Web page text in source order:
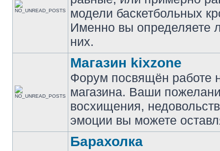
модели баскетбольных
Именно вы определяете
них.
Магазин kixzone
Форум посвящён работе
магазина. Ваши
восхищения,
эмоции вы можете
Барахолка